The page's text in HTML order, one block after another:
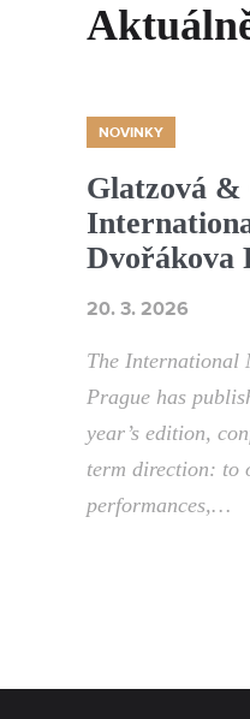
NOVINKY
Glatzová &
Dvořákova
20. 3. 2026
The International
Prague has
year’s edition,
term direction: to
performances,…